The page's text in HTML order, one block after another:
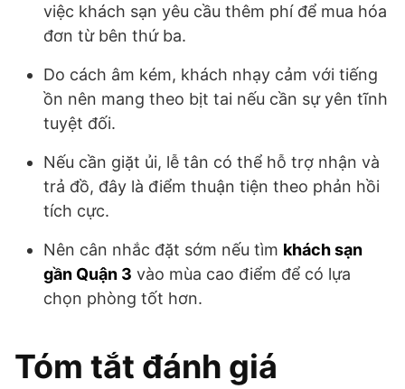
việc khách sạn yêu cầu thêm phí để mua hóa
đơn từ bên thứ ba.
Do cách âm kém, khách nhạy cảm với tiếng
ồn nên mang theo bịt tai nếu cần sự yên tĩnh
tuyệt đối.
Nếu cần giặt ủi, lễ tân có thể hỗ trợ nhận và
trả đồ, đây là điểm thuận tiện theo phản hồi
tích cực.
Nên cân nhắc đặt sớm nếu tìm khách sạn
gần Quận 3 vào mùa cao điểm để có lựa
chọn phòng tốt hơn.
Tóm tắt đánh giá